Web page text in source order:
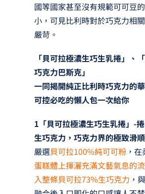
國等國家甚至沒有規範可可豆
小，可見比利時對於巧克力相
嚴苛。
「貝可拉極濃生巧生乳捲」、
巧克力巴斯克」
一同揭開純正比利時巧克力的
可控必吃的懶人包一次給你
1「貝可拉極濃生巧生乳捲」-
生巧克力，巧克力界的極致滑
嚴選貝可拉100%純可可粉，在
蛋糕體上揮灑充滿文藝氣息的
入整條貝可拉73%生巧克力 ，與